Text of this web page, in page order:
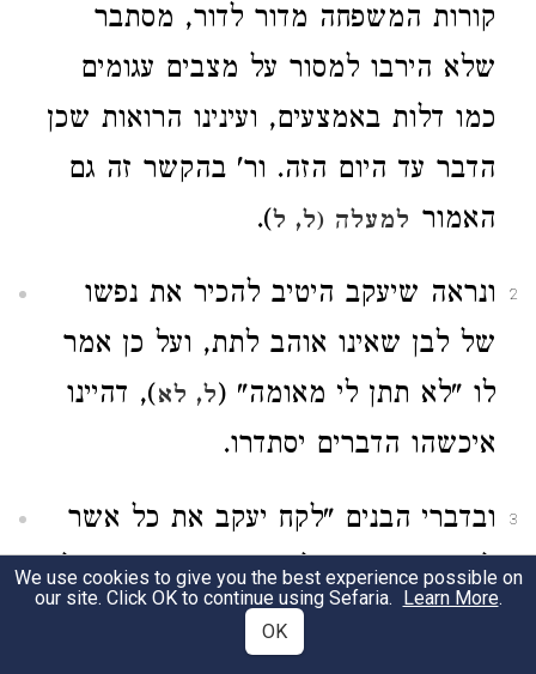
קורות המשפחה מדור לדור, מסתבר
שלא הירבו למסור על מצבים עגומים
כמו דלות באמצעים, ועינינו הרואות שכן
הדבר עד היום הזה. ור' בהקשר זה גם
האמור למעלה (ל, ל).
2
ונראה שיעקב היטיב להכיר את נפשו
של לבן שאינו אוהב לתת, ועל כן אמר
לו "לא תתן לי מאומה" (ל, לא), דהיינו
איכשהו הדברים יסתדרו.
3
ובדברי הבנים "לקח יעקב את כל אשר
לאבינו, ומאשר לאבינו עשה" וגו' יש לא
רק הגזמה הנובעת מקנאה, אלא יש גם
We use cookies to give you the best experience possible on
our site. Click OK to continue using Sefaria. Learn More.
OK